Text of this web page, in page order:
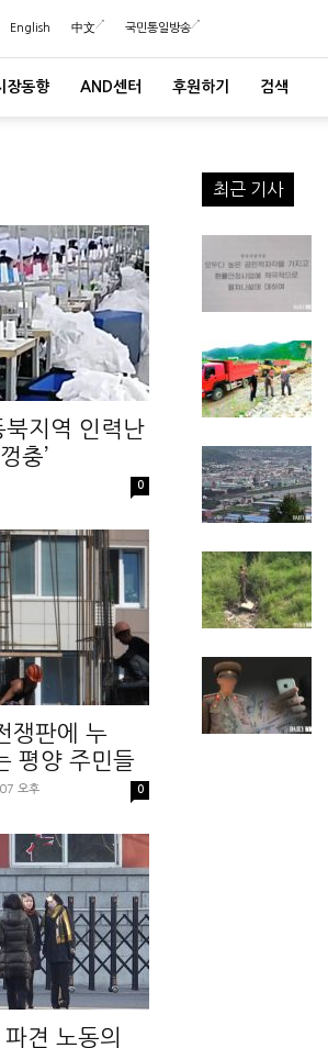
English 中文 국민통일방송
장동향 AND센터 후원하기 검색
북지역 인력난
충’
0
쟁판에 누
평양 주민들
오후 0
견 노동의
최근 기사